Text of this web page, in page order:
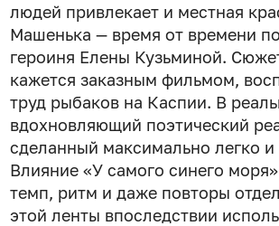
людей привлекает и местная
Машенька — время от времени
героиня Елены Кузьминой.
кажется заказным фильмом,
труд рыбаков на Каспии. В
вдохновляющий поэтический
сделанный максимально легко
Влияние «У самого синего
темп, ритм и даже повторы
этой ленты впоследствии